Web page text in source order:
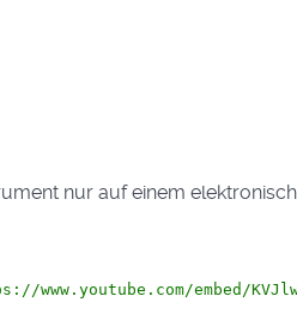
nur auf einem
embed/